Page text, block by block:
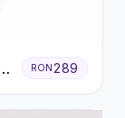
RON289